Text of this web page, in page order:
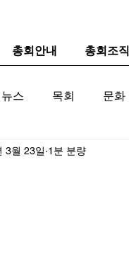
총회안내 총회조직
뉴스 목회 문화
교계 교단역사
3월 23일 1분 분량